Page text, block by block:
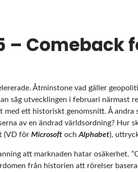
– Comeback
Åtminstone vad gäller
såg utvecklingen i februari närmast
med ett historiskt genomsnitt. Å
av en ändrad världsordning? Hur
(VD för Microsoft och Alphabet),
att marknaden hatar osäkerhet.
från historien att rörelser